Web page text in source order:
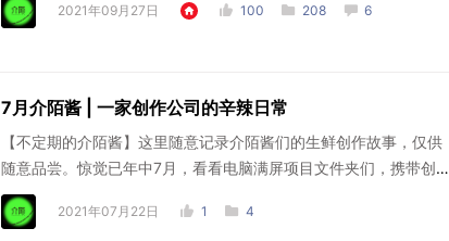
2021年09月27日 100 208 6
7月介陌酱 | 一家创作公司的辛辣日常
【不定期的介陌酱】这里随意记录介陌酱们的生鲜创作故事，仅供
随意品尝。惊觉已年中7月，看看电脑满屏项目文件夹们，携带创作
野心成份，面目各异...
2021年07月22日 1 4